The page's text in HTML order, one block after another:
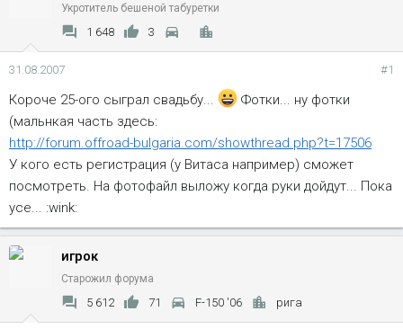
м
ы
а
ч
а
Укротитель бешеной табуретки
1 648 3
31.08.2007 #1
Короче 25-ого сыграл свадьбу...
Фотки... ну фотки
(мальнкая часть здесь:
http://forum.offroad-bulgaria.com/showthread.php?t=17506
У кого есть регистрация (у Витаса например) сможет
посмотреть. На фотофайл выложу когда руки дойдут... Пока
усе... :wink:
игрок
Старожил форума
5 612 71 F-150 '06 рига